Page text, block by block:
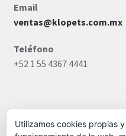
Email
ventas@klopets.com.mx
Teléfono
+52 1 55 4367 4441
Utilizamos cookies propias